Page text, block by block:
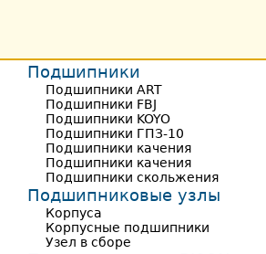
Подшипники
Подшипники ART
Подшипники FBJ
Подшипники KOYO
Подшипники ГПЗ-10
Подшипники качения
Подшипники качения
Подшипники скольжения
Подшипниковые узлы
Корпуса
Корпусные подшипники
Узел в сборе